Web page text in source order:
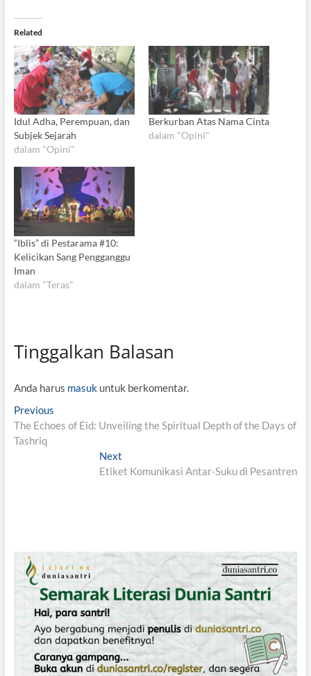
Related
Idul Adha, Perempuan, dan
Subjek Sejarah
dalam "Opini"
Berkurban Atas Nama Cinta
dalam "Opini"
“Iblis” di Pestarama #10:
Kelicikan Sang Pengganggu
Iman
dalam "Teras"
Tinggalkan Balasan
Anda harus masukuntuk berkomentar.
N
a
s
p
s
Previous
r
s
t
:
The Echoes of Eid: Unveiling the Spiritual Depth of the Days of
Tashriq
Next
e
Etiket Komunikasi Antar-Suku di Pesantren